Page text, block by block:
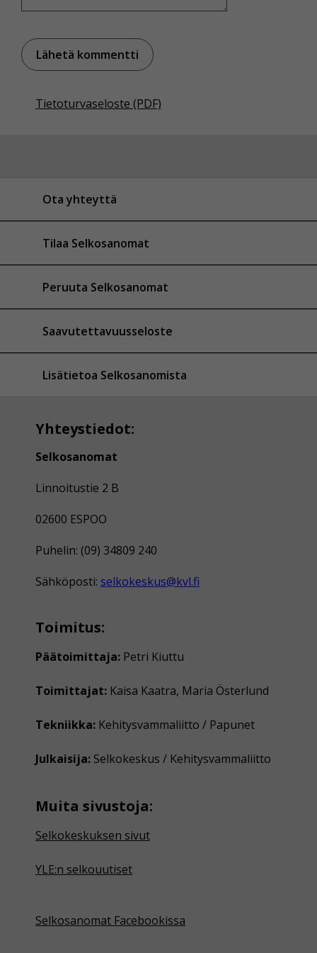
Tietoturvaseloste (PDF)
Ota yhteyttä
Tilaa Selkosanomat
Peruuta Selkosanomat
Saavutettavuusseloste
Lisätietoa Selkosanomista
Yhteystiedot:
Selkosanomat
Linnoitustie 2 B
02600 ESPOO
Puhelin: (09) 34809 240
Sähköposti: selkokeskus@kvl.fi
Toimitus:
Päätoimittaja: Petri Kiuttu
Toimittajat: Kaisa Kaatra, Maria Österlund
Tekniikka: Kehitysvammaliitto / Papunet
Julkaisija: Selkokeskus / Kehitysvammaliitto
Muita sivustoja:
Selkokeskuksen sivut
YLE:n selkouutiset
Selkosanomat Facebookissa